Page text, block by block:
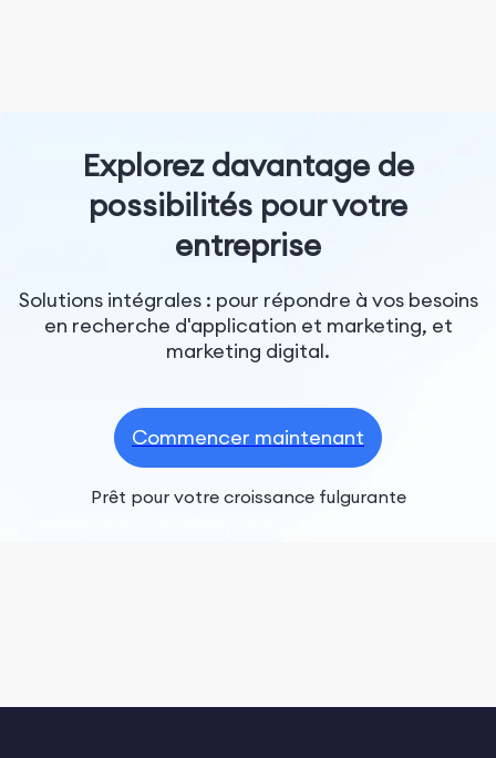
Explorez davantage de
possibilités pour votre
entreprise
Solutions intégrales : pour répondre à vos besoins
en recherche d'application et marketing, et
marketing digital.
Commencer maintenant
Prêt pour votre croissance fulgurante